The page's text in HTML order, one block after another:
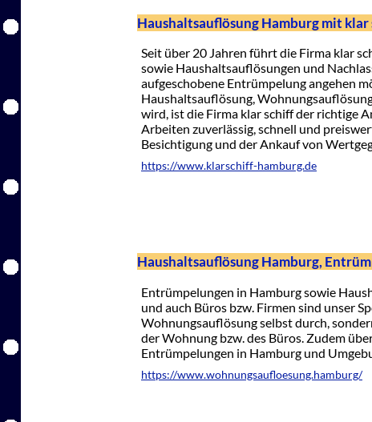
Haushaltsauflösung Hamburg mit
Seit über 20 Jahren führt die Firma klar
sowie Haushaltsauflösungen und
aufgeschobene Entrümpelung angehen
Haushaltsauflösung,
wird, ist die Firma klar schiff der richtige
Arbeiten zuverlässig, schnell und
Besichtigung und der Ankauf von
https://www.klarschiff-hamburg.de
Haushaltsauflösung Hamburg,
Entrümpelungen in Hamburg sowie
und auch Büros bzw. Firmen sind unser
Wohnungsauflösung selbst durch,
der Wohnung bzw. des Büros. Zudem
Entrümpelungen in Hamburg und
https://www.wohnungsaufloesung.hamburg/